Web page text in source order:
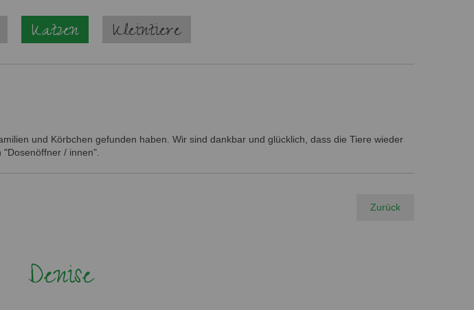
Katzen Kleintiere
und Körbchen gefunden haben. Wir sind dankbar und glücklich, dass die Tiere wieder
/ innen".
Zurück
Denise